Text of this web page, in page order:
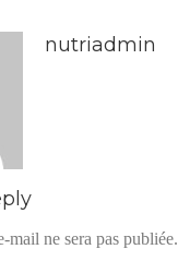
nutriadmin
mail ne sera pas publiée.